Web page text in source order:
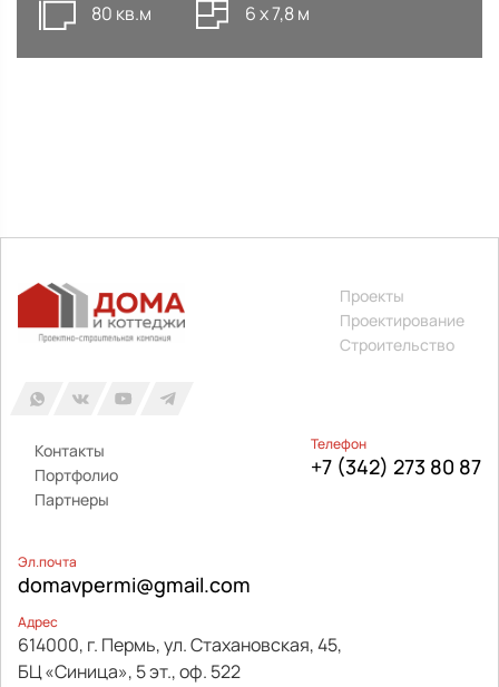
80 кв.м 6 х 7,8 м
Проекты
Проектирование
Строительство
Контакты
Портфолио
Партнеры
Телефон
+7 (342) 273 80 87
Эл.почта
domavpermi@gmail.com
Адрес
614000, г. Пермь, ул. Стахановская, 45,
БЦ «Синица», 5 эт., оф. 522